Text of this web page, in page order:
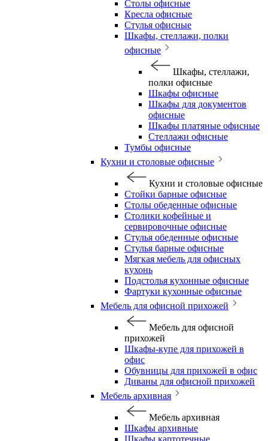
Столы офисные
Кресла офисные
Стулья офисные
Шкафы, стеллажи, полки
офисные
Шкафы, стеллажи,
полки офисные
Шкафы офисные
Шкафы для документов
офисные
Шкафы платяные офисные
Стеллажи офисные
Тумбы офисные
Кухни и столовые офисные
Кухни и столовые офисные
Стойки барные офисные
Столы обеденные офисные
Столики кофейные и
сервировочные офисные
Стулья обеденные офисные
Стулья барные офисные
Мягкая мебель для офисных
кухонь
Подстолья кухонные офисные
Фартуки кухонные офисные
Мебель для офисной прихожей
Мебель для офисной
прихожей
Шкафы-купе для прихожей в
офис
Обувницы для прихожей в офис
Диваны для офисной прихожей
Мебель архивная
Мебель архивная
Шкафы архивные
Шкафы картотечные